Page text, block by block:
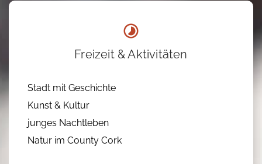
Freizeit & Aktivitäten
Stadt mit Geschichte
Kunst & Kultur
junges Nachtleben
Natur im County Cork